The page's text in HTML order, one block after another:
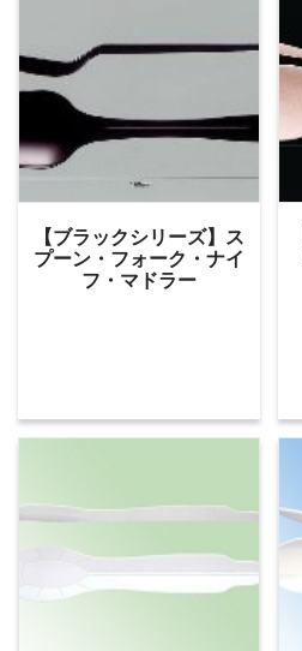
【ブラックシリーズ】ス
プーン・フォーク・ナイ
フ・マドラー